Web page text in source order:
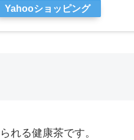
Yahooショッピング
れる健康茶です。